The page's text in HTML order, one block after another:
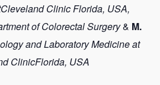
Clinic Florida, USA,
of Colorectal Surgery& M.
and Laboratory Medicine at
ClinicFlorida, USA